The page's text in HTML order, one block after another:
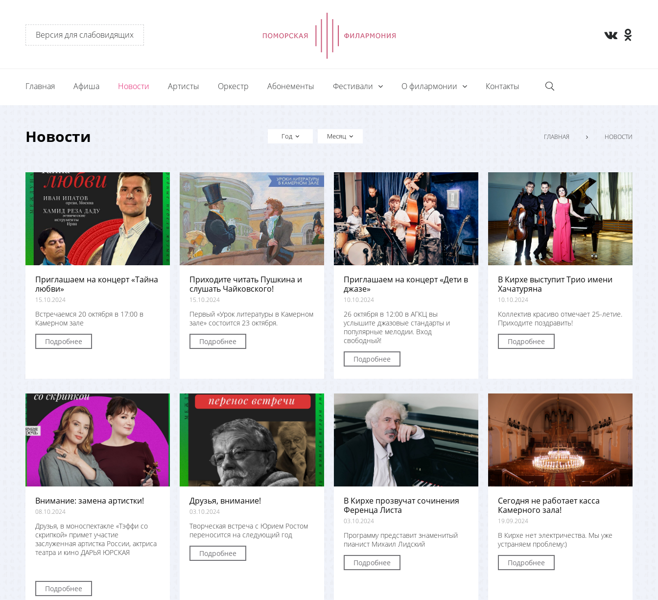
Версия для слабовидящих
Главная Афиша Новости Артисты Оркестр Абонементы Фестивали О филармонии Контакты
Новости ГЛАВНАЯ НОВОСТИ
Год Месяц
Приглашаем на концерт «Тайна
любви»
15.10.2024
Встречаемся 20 октября в 17:00 в
Камерном зале
Подробнее
Приходите читать Пушкина и
слушать Чайковского!
15.10.2024
Первый «Урок литературы в Камерном
зале» состоится 23 октября.
Подробнее
Приглашаем на концерт «Дети в
джазе»
10.10.2024
26 октября в 12:00 в АГКЦ вы
услышите джазовые стандарты и
популярные мелодии. Вход
свободный!
Подробнее
В Кирхе выступит Трио имени
Хачатуряна
10.10.2024
Коллектив красиво отмечает 25-летие.
Приходите поздравить!
Подробнее
Внимание: замена артистки!
08.10.2024
Друзья, в моноспектакле «Тэффи со
скрипкой» примет участие
заслуженная артистка России, актриса
театра и кино ДАРЬЯ ЮРСКАЯ
Подробнее
Друзья, внимание!
03.10.2024
Творческая встреча с Юрием Ростом
переносится на следующий год
Подробнее
В Кирхе прозвучат сочинения
Ференца Листа
03.10.2024
Программу представит знаменитый
пианист Михаил Лидский
Подробнее
Сегодня не работает касса
Камерного зала!
19.09.2024
В Кирхе нет электричества. Мы уже
устраняем проблему:)
Подробнее